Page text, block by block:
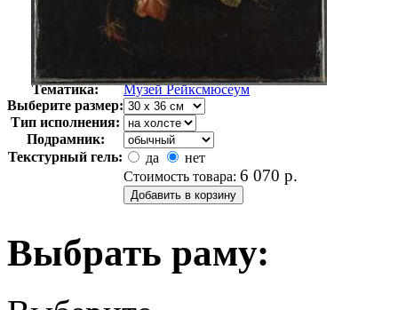
Арт-стиль
Голландская живопись
Тематика:
Музей Рейксмюсеум
Выберите размер:
Тип исполнения:
Подрамник:
Текстурный гель:
да
нет
Стоимость товара: 6 070 р.
Выбрать раму: